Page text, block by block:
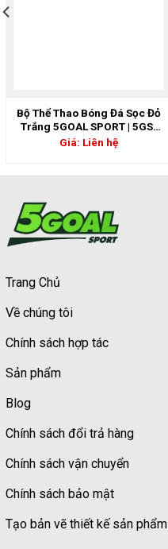
Bộ Thể Thao Bóng Đá Sọc Đỏ
Trắng 5GOAL SPORT | 5GS-
06828
Giá: Liên hệ
Trang Chủ
Về chúng tôi
Chính sách hợp tác
Sản phẩm
Blog
Chính sách đổi trả hàng
Chính sách vận chuyển
Chính sách bảo mật
Tạo bản vẽ thiết kế sản phẩm